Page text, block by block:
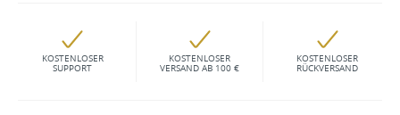
KOSTENLOSER
SUPPORT
KOSTENLOSER
VERSAND AB 100 €
KOSTENLOSER
RÜCKVERSAND